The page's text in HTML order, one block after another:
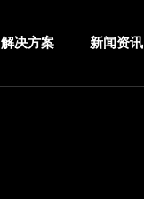
解决方案 新闻资讯